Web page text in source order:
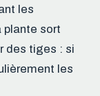
les
plante sort
des tiges : si
les